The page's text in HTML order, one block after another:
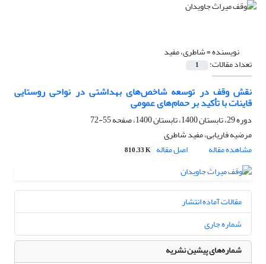
نویسنده =شاطری، مفید
تعداد مقالات: 1
نقش وقف در توسعه شاخص‌های بهداشتی در نواحی روستایی
قاینات با تأکید بر حمام‌های عمومی
دوره 29، تابستان 1400، تابستان 1400، صفحه
55-72
مرضیه فاریابی، مفید شاطری
مشاهده مقاله
اصل مقاله 810.33 K
مقالات آماده انتشار
شماره جاری
شماره‌های پیشین نشریه